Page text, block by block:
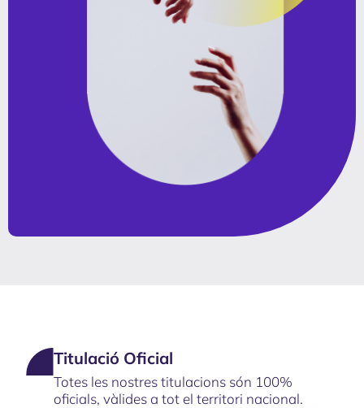
Titulació Oficial
Totes les nostres titulacions són 100%
oficials, vàlides a tot el territori nacional.